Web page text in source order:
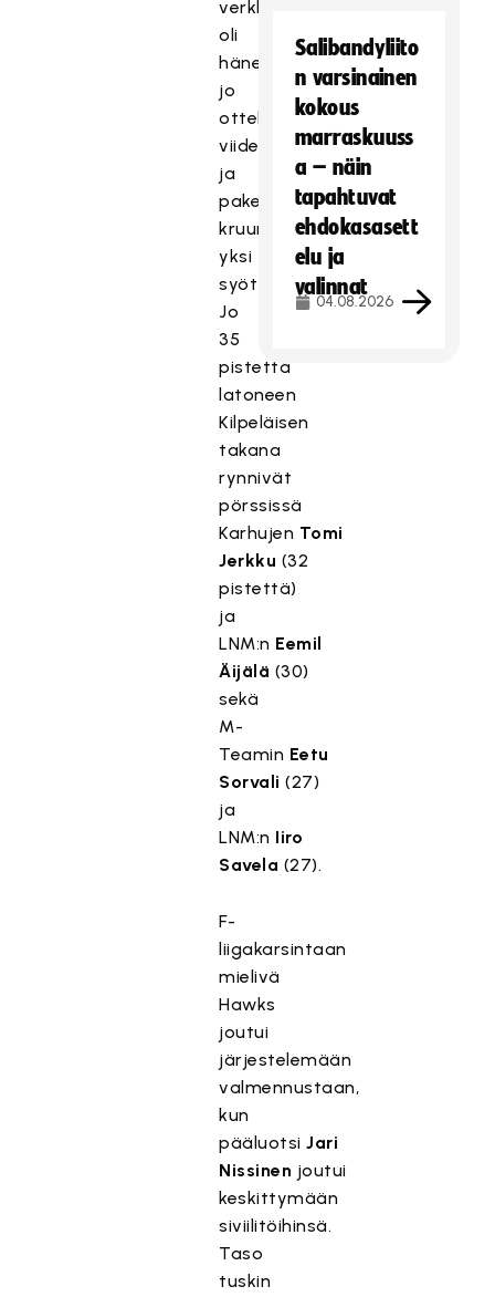
verkkoon
oli
hänelle
jo
ottelun
viides,
ja
paketin
kruunasi
yksi
syöttöpiste.
Jo
35
pistettä
latoneen
Kilpeläisen
takana
rynnivät
pörssissä
Karhujen Tomi
Jerkku (32
pistettä)
ja
LNM:n Eemil
Äijälä (30)
sekä
M-
Teamin Eetu
Sorvali (27)
ja
LNM:n Iiro
Savela (27).
F-
liigakarsintaan
mielivä
Hawks
joutui
järjestelemään
valmennustaan,
kun
pääluotsiJari
Nissinen joutui
keskittymään
siviilitöihinsä.
Taso
tuskin
Salibandyliito
n varsinainen
kokous
marraskuuss
a – näin
tapahtuvat
ehdokasasett
elu ja
valinnat
04.08.2026